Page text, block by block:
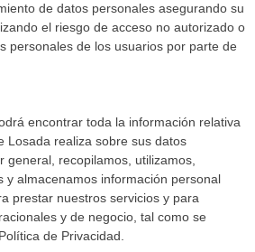
de datos personales asegurando su
el riesgo de acceso no autorizado o
personales de los usuarios por parte de
encontrar toda la información relativa
Losada realiza sobre sus datos
general, recopilamos, utilizamos,
y almacenamos información personal
prestar nuestros servicios y para
y de negocio, tal como se
de Privacidad.